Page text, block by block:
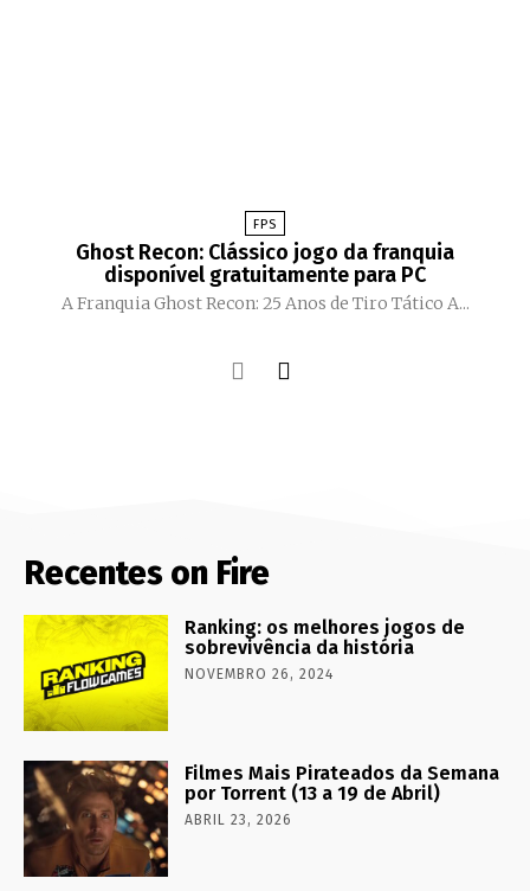
FPS
Ghost Recon: Clássico jogo da franquia
disponível gratuitamente para PC
A Franquia Ghost Recon: 25 Anos de Tiro Tático A...
Recentes on Fire
Ranking: os melhores jogos de
sobrevivência da história
NOVEMBRO 26, 2024
Filmes Mais Pirateados da Semana
por Torrent (13 a 19 de Abril)
ABRIL 23, 2026